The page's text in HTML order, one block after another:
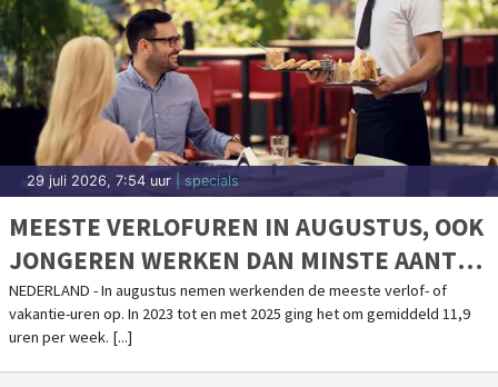
29 juli 2026, 7:54 uur | specials
MEESTE VERLOFUREN IN AUGUSTUS, OOK
JONGEREN WERKEN DAN MINSTE AANTAL
UREN
NEDERLAND - In augustus nemen werkenden de meeste verlof- of
vakantie-uren op. In 2023 tot en met 2025 ging het om gemiddeld 11,9
uren per week. [...]